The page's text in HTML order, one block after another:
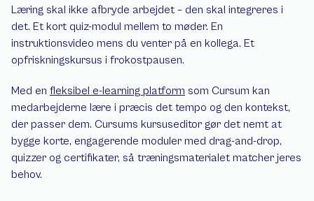
Læring skal ikke afbryde arbejdet – den skal integreres i
det. Et kort quiz-modul mellem to møder. En
instruktionsvideo mens du venter på en kollega. Et
opfriskningskursus i frokostpausen.
Med en fleksibel e-learning platform som Cursum kan
medarbejderne lære i præcis det tempo og den kontekst,
der passer dem. Cursums kursuseditor gør det nemt at
bygge korte, engagerende moduler med drag-and-drop,
quizzer og certifikater, så træningsmaterialet matcher jeres
behov.